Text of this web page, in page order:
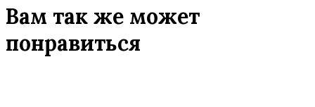
Вам так же может
понравиться